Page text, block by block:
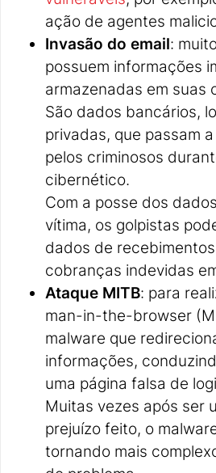
ação de agentes
Invasão do email:
possuem informações
armazenadas em suas
São dados bancários,
privadas, que passam
pelos criminosos
cibernético.
Com a posse dos
vítima, os golpistas
dados de
cobranças indevidas
Ataque MITB: para
man-in-the-browser
malware que
informações,
uma página falsa de
Muitas vezes após ser
prejuízo feito, o
tornando mais